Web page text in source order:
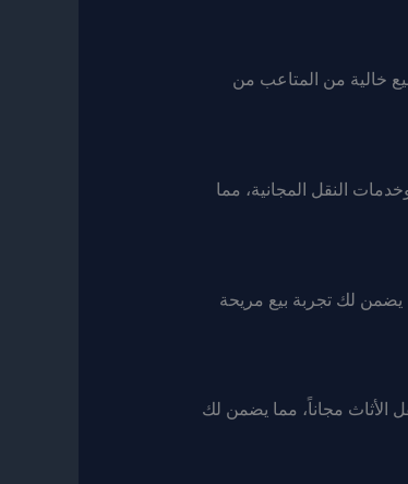
خالية من المتاعب من
النقل المجانية، مما
يضمن لك تجربة بيع مريحة
الأثاث مجاناً، مما يضمن لك